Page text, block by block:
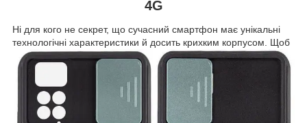
4G
Ні для кого не секрет, що сучасний смартфон має унікальні
технологічні характеристики й досить крихким корпусом. Щоб